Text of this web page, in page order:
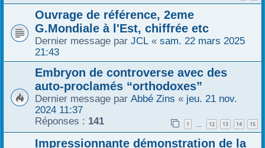
Ouvrage de référence, 2eme
G.Mondiale à l'Est, chiffrée etc
Dernier message par JCL « sam. 22 mars 2025
21:43
Embryon de controverse avec des
auto-proclamés “orthodoxes”
Dernier message par Abbé Zins « jeu. 21 nov.
2024 11:37
Réponses : 141 1 … 12 13 14 15
Impressionnante démonstration de la